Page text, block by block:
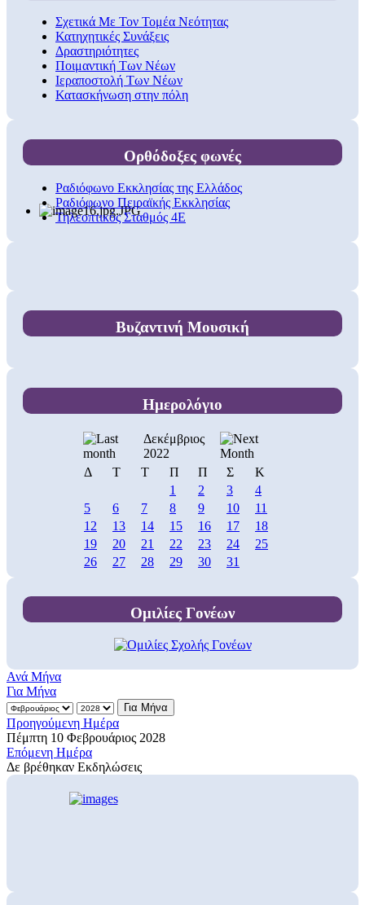
Σχετικά Με Τον Τομέα Νεότητας
Κατηχητικές Συνάξεις
Δραστηριότητες
Ποιμαντική Των Νέων
Ιεραποστολή Των Νέων
Κατασκήνωση στην πόλη
Ορθόδοξες φωνές
Ραδιόφωνο Εκκλησίας της Ελλάδος
Ραδιόφωνο Πειραϊκής Εκκλησίας
Τηλεοπτικός Σταθμός 4Ε
Βυζαντινή Μουσική
Ημερολόγιο
Δεκέμβριος
2022
Δ
Τ Τ Π Π Σ
Κ
1
2 3
4
5
6 7 8 9 10
11
12
13 14 15 16 17
18
19
20 21 22 23 24
25
26
27 28 29 30 31
Ομιλίες Γονέων
Ανά Μήνα
Για Μήνα
Για Μήνα
Προηγούμενη Ημέρα
Πέμπτη 10 Φεβρουάριος 2028
Επόμενη Ημέρα
Δε βρέθηκαν Εκδηλώσεις